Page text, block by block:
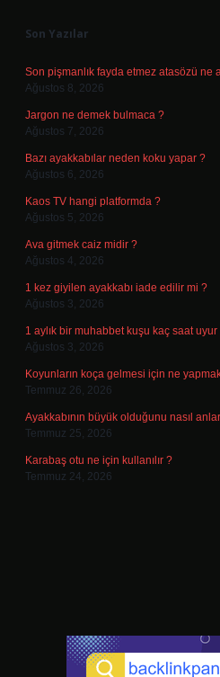
Son Yazılar
Son pişmanlık fayda etmez atasözü ne
Ağustos 8, 2026
Jargon ne demek bulmaca ?
Ağustos 7, 2026
Bazı ayakkabılar neden koku yapar ?
Ağustos 6, 2026
Kaos TV hangi platformda ?
Ağustos 5, 2026
Ava gitmek caiz midir ?
Ağustos 4, 2026
1 kez giyilen ayakkabı iade edilir mi ?
Ağustos 3, 2026
1 aylık bir muhabbet kuşu kaç saat uyur
Ağustos 3, 2026
Koyunların koça gelmesi için ne
Temmuz 26, 2026
Ayakkabının büyük olduğunu nasıl
Temmuz 25, 2026
Karabaş otu ne için kullanılır ?
Temmuz 24, 2026